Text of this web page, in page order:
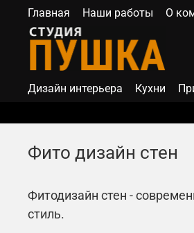
Главная Наши работы О
Дизайн интерьера Кухни
Фито дизайн стен
Фитодизайн стен -
стиль.